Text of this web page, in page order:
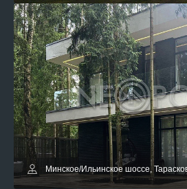
Минское/Ильинское шоссе,